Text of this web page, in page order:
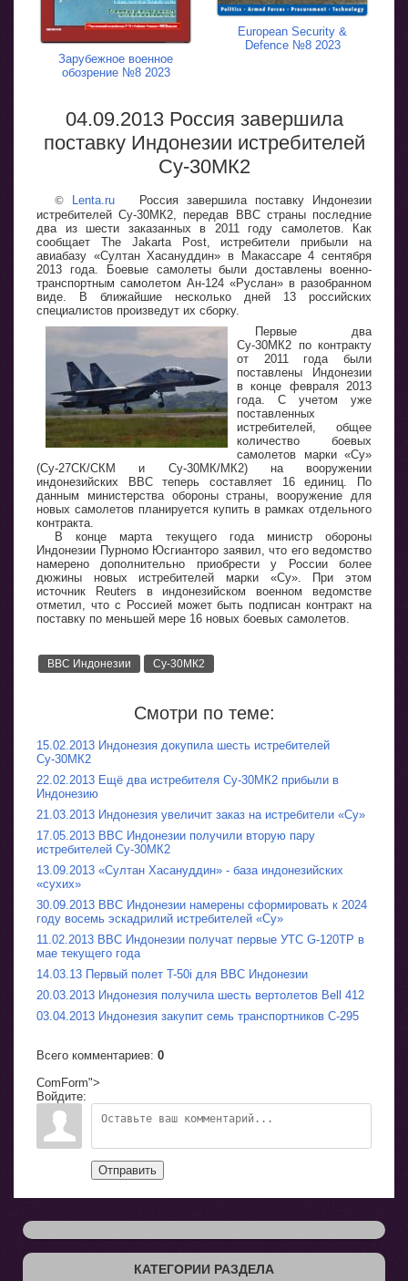
Зарубежное военное
обозрение №8 2023
European Security &
Defence №8 2023
04.09.2013 Россия завершила
поставку Индонезии истребителей
Су-30МК2
© Lenta.ru Россия завершила поставку Индонезии
истребителей Су-30МК2, передав ВВС страны последние
два из шести заказанных в 2011 году самолетов. Как
сообщает The Jakarta Post, истребители прибыли на
авиабазу «Султан Хасануддин» в Макассаре 4 сентября
2013 года. Боевые самолеты были доставлены военно-
транспортным самолетом Ан-124 «Руслан» в разобранном
виде. В ближайшие несколько дней 13 российских
специалистов произведут их сборку.
Первые два
Су-30МК2 по контракту
от 2011 года были
поставлены Индонезии
в конце февраля 2013
года. С учетом уже
поставленных
истребителей, общее
количество боевых
самолетов марки «Су»
(Су-27СК/СКМ и Су-30МК/МК2) на вооружении
индонезийских ВВС теперь составляет 16 единиц. По
данным министерства обороны страны, вооружение для
новых самолетов планируется купить в рамках отдельного
контракта.
В конце марта текущего года министр обороны
Индонезии Пурномо Юсгианторо заявил, что его ведомство
намерено дополнительно приобрести у России более
дюжины новых истребителей марки «Су». При этом
источник Reuters в индонезийском военном ведомстве
отметил, что с Россией может быть подписан контракт на
поставку по меньшей мере 16 новых боевых самолетов.
ВВС Индонезии Су-30МК2
Смотри по теме:
15.02.2013 Индонезия докупила шесть истребителей
Су-30МК2
22.02.2013 Ещё два истребителя Су-30МК2 прибыли в
Индонезию
21.03.2013 Индонезия увеличит заказ на истребители «Су»
17.05.2013 ВВС Индонезии получили вторую пару
истребителей Су-30МК2
13.09.2013 «Султан Хасануддин» - база индонезийских
«сухих»
30.09.2013 ВВС Индонезии намерены сформировать к 2024
году восемь эскадрилий истребителей «Су»
11.02.2013 ВВС Индонезии получат первые УТС G-120TP в
мае текущего года
14.03.13 Первый полет T-50i для ВВС Индонезии
20.03.2013 Индонезия получила шесть вертолетов Bell 412
03.04.2013 Индонезия закупит семь транспортников C-295
Всего комментариев: 0
ComForm">
Войдите:
Отправить
КАТЕГОРИИ РАЗДЕЛА